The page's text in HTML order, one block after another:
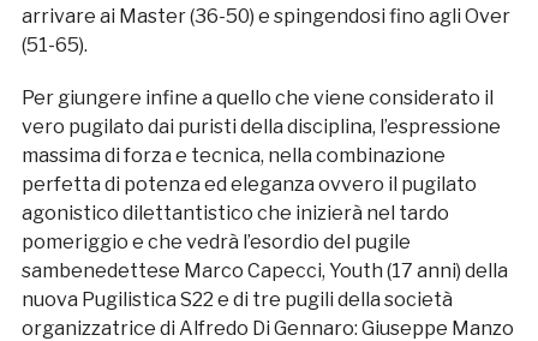
arrivare ai Master (36-50) e spingendosi fino agli Over
(51-65).
Per giungere infine a quello che viene considerato il
vero pugilato dai puristi della disciplina, l’espressione
massima di forza e tecnica, nella combinazione
perfetta di potenza ed eleganza ovvero il pugilato
agonistico dilettantistico che inizierà nel tardo
pomeriggio e che vedrà l’esordio del pugile
sambenedettese Marco Capecci, Youth (17 anni) della
nuova Pugilistica S22 e di tre pugili della società
organizzatrice di Alfredo Di Gennaro: Giuseppe Manzo